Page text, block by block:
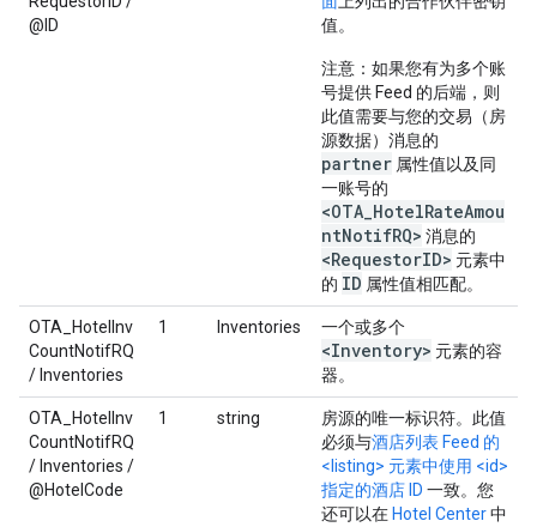
@ID
值。
注意 ：如果您有为多个账
号提供 Feed 的后端，则
此值需要与您的交易（房
源数据）消息的
partner 属性值以及同
一账号的
<OTA_HotelRateAmou
ntNotifRQ> 消息的
<RequestorID> 元素中
的 ID 属性值相匹配。
OTA_HotelInv
CountNotifRQ
/ Inventories
1 Inventories 一个或多个
<Inventory> 元素的容
器。
OTA_HotelInv
CountNotifRQ
/ Inventories /
@HotelCode
1 string
房源的唯一标识符。此值
必须与酒店列表 Feed 的
<listing> 元素中使用 <id>
指定的酒店 ID 一致。您
还可以在 Hotel Center中